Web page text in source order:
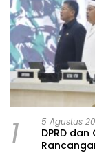
1 5 Agustus
DPRD